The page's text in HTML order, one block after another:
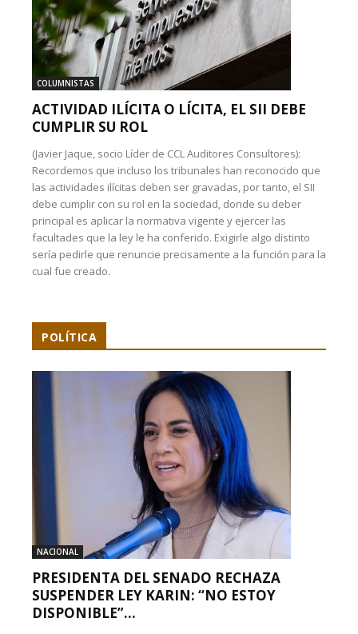
COLUMNISTAS
ACTIVIDAD ILÍCITA O LÍCITA, EL SII DEBE
CUMPLIR SU ROL
(Javier Jaque, socio Líder de CCL Auditores Consultores):
Recordemos que incluso los tribunales han reconocido que
las actividades ilícitas deben ser gravadas, por tanto, el SII
debe cumplir con su rol en la sociedad, donde su deber
principal es aplicar la normativa vigente y ejercer las
facultades que la ley le ha conferido. Exigirle algo distinto
sería pedirle que renuncie precisamente a la función para la
cual fue creado.
POLÍTICA
NACIONAL
PRESIDENTA DEL SENADO RECHAZA
SUSPENDER LEY KARIN: “NO ESTOY
DISPONIBLE”...